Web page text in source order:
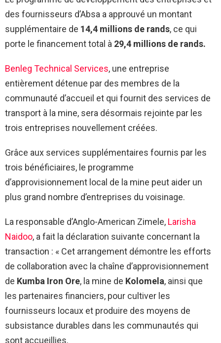
des fournisseurs d’Absa a approuvé un montant
supplémentaire de 14,4 millions de rands, ce qui
porte le financement total à 29,4 millions de rands.
Benleg Technical Services, une entreprise
entièrement détenue par des membres de la
communauté d’accueil et qui fournit des services de
transport à la mine, sera désormais rejointe par les
trois entreprises nouvellement créées.
Grâce aux services supplémentaires fournis par les
trois bénéficiaires, le programme
d’approvisionnement local de la mine peut aider un
plus grand nombre d’entreprises du voisinage.
La responsable d’Anglo-American Zimele, Larisha
Naidoo, a fait la déclaration suivante concernant la
transaction : « Cet arrangement démontre les efforts
de collaboration avec la chaîne d’approvisionnement
de Kumba Iron Ore, la mine de Kolomela, ainsi que
les partenaires financiers, pour cultiver les
fournisseurs locaux et produire des moyens de
subsistance durables dans les communautés qui
sont accueillies.